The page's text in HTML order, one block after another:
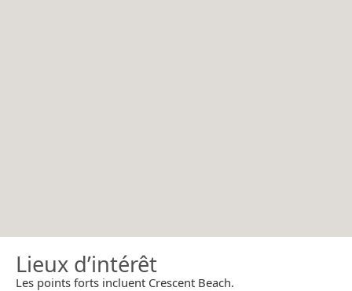
Lieux d’intérêt
Les points forts incluent Crescent Beach.